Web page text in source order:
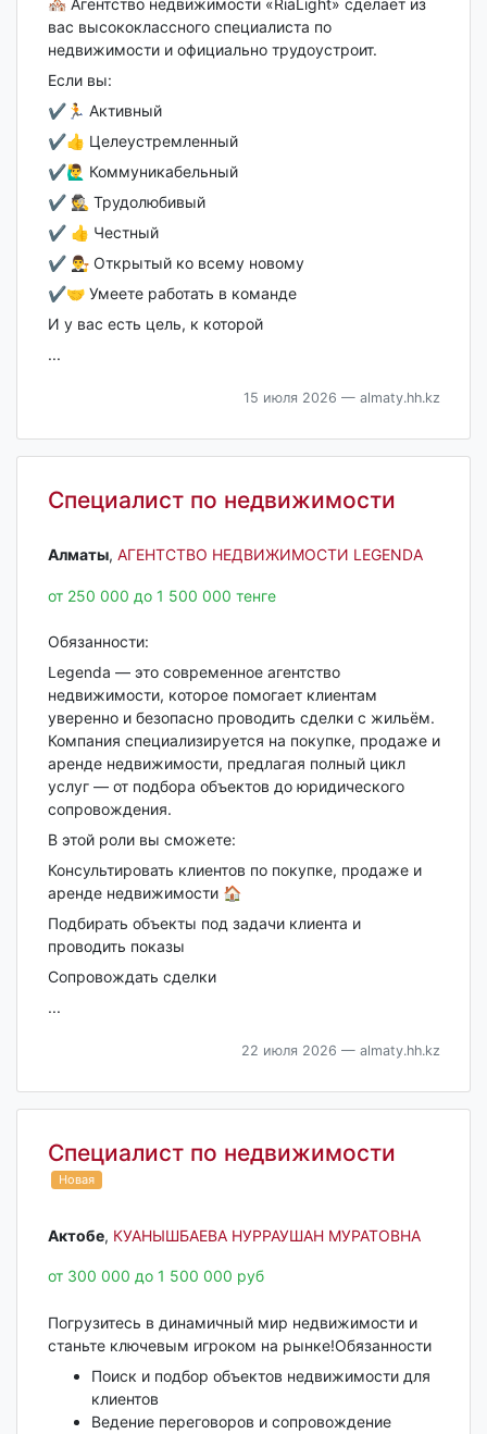
🏘️ Агентство недвижимости «RiaLight» сделает из
вас высококлассного специалиста по
недвижимости и официально трудоустроит.
Если вы:
✔️🏃 Активный
✔️👍 Целеустремленный
✔️🙋‍♂️ Коммуникабельный
✔️ 🕵️ Трудолюбивый
✔️ 👍 Честный
✔️ 👨‍⚖️ Открытый ко всему новому
✔️🤝 Умеете работать в команде
И у вас есть цель, к которой
...
15 июля 2026 — almaty.hh.kz
Специалист по недвижимости
Алматы‎, АГЕНТСТВО НЕДВИЖИМОСТИ LEGENDA
от 250 000 до 1 500 000 тенге
Обязанности:
Legenda — это современное агентство
недвижимости, которое помогает клиентам
уверенно и безопасно проводить сделки с жильём.
Компания специализируется на покупке, продаже и
аренде недвижимости, предлагая полный цикл
услуг — от подбора объектов до юридического
сопровождения.
В этой роли вы сможете:
Консультировать клиентов по покупке, продаже и
аренде недвижимости 🏠
Подбирать объекты под задачи клиента и
проводить показы
Сопровождать сделки
...
22 июля 2026 — almaty.hh.kz
Специалист по недвижимости
Новая
Актобе‎, КУАНЫШБАЕВА НУРРАУШАН МУРАТОВНА
от 300 000 до 1 500 000 руб
Погрузитесь в динамичный мир недвижимости и
станьте ключевым игроком на рынке!Обязанности
Поиск и подбор объектов недвижимости для
клиентов
Ведение переговоров и сопровождение